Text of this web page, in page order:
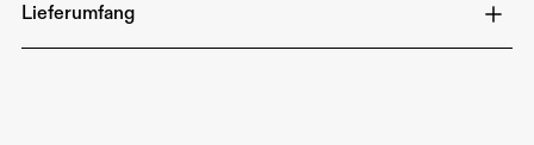
Farbtemperatur: 3200K – 6500K, RGB
Lichtstrom: 800 Lux @ 0,3 m
Lieferumfang